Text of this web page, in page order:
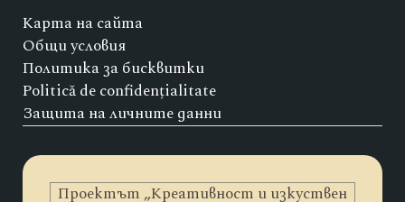
Карта на сайта
Общи условия
Политика за бисквитки
Politică de confidențialitate
Защита на личните данни
Проектът „Креативност и изкуствен